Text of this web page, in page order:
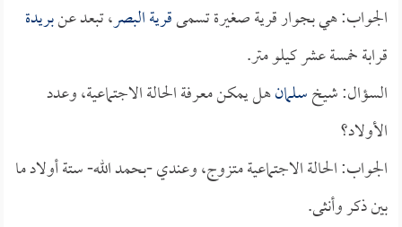
الجواب: هي بجوار قرية صغيرة تسمىقرية البصر، تبعد عنبريدة
قرابة خمسة عشر كيلو متر.
السؤال: شيخسلمانهل يمكن معرفة الحالة الاجتماعية، وعدد
الأولاد؟
الجواب: الحالة الاجتماعية متزوج، وعندي -بحمد الله- ستة أولاد ما
بين ذكر وأنثى.